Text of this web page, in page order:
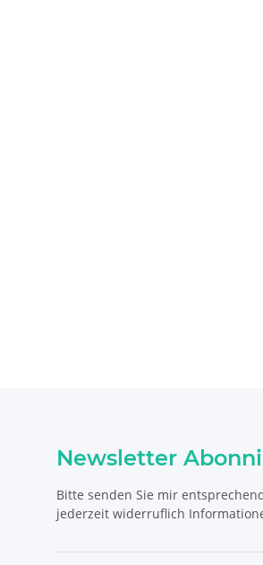
Newsletter
Bitte senden Sie mir
jederzeit widerruflich